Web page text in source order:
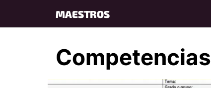
content
MAESTROS
Competencias